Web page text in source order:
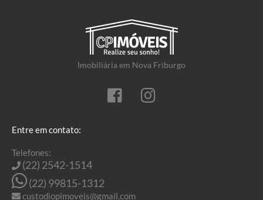
Imobiliária em Nova Friburgo
Entre em contato:
Telefones:
(22) 2542-1514
(22) 99815-1312
custodiopimoveis@gmail.com